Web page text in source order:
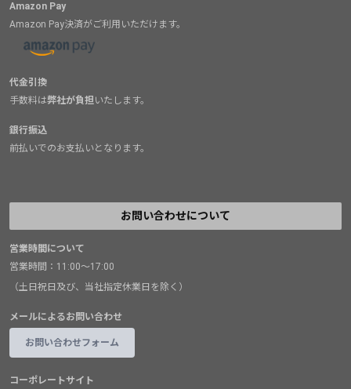
Amazon Pay
Amazon Pay決済がご利用いただけます。
代金引換
手数料は弊社が負担いたします。
銀行振込
前払いでのお支払いとなります。
お問い合わせについて
営業時間について
営業時間：11:00～17:00
（土日祝日及び、当社指定休業日を除く）
メールによるお問い合わせ
お問い合わせフォーム
コーポレートサイト